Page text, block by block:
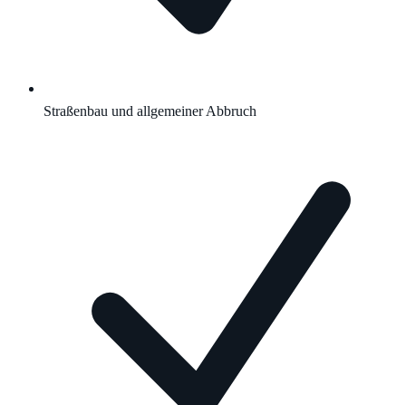
Straßenbau und allgemeiner Abbruch